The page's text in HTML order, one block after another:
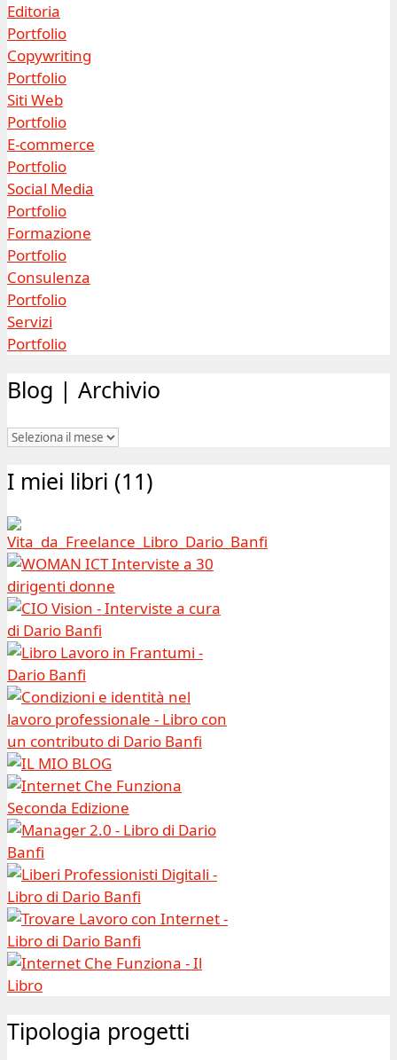
Editoria
Portfolio
Copywriting
Portfolio
Siti Web
Portfolio
E-commerce
Portfolio
Social Media
Portfolio
Formazione
Portfolio
Consulenza
Portfolio
Servizi
Portfolio
Blog | Archivio
Blog
Archivio
I miei libri (11)
Tipologia progetti